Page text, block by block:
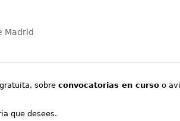
Madrid
sobreconvocatorias en curso o
que desees.